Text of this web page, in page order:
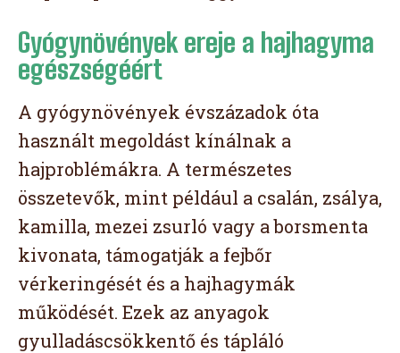
Gyógynövények ereje a hajhagyma
egészségéért
A gyógynövények évszázadok óta
használt megoldást kínálnak a
hajproblémákra. A természetes
összetevők, mint például a csalán, zsálya,
kamilla, mezei zsurló vagy a borsmenta
kivonata, támogatják a fejbőr
vérkeringését és a hajhagymák
működését. Ezek az anyagok
gyulladáscsökkentő és tápláló